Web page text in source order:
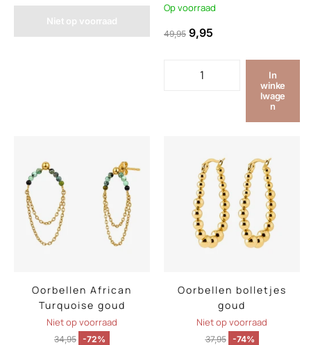
Niet op voorraad
Op voorraad
49,95 9,95
In
winke
lwage
n
Oorbellen African
Turquoise goud
Niet op voorraad
34,95 -72%
Oorbellen bolletjes
goud
Niet op voorraad
37,95
-74%